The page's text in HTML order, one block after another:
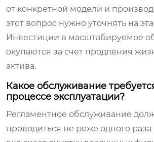
от конкретной модели и
этот вопрос нужно уточнять на
Инвестиции в масштабируемое
окупаются за счет продления
актива.
Какое обслуживание
процессе эксплуатации?
Регламентное обслуживание
проводиться не реже одного раза